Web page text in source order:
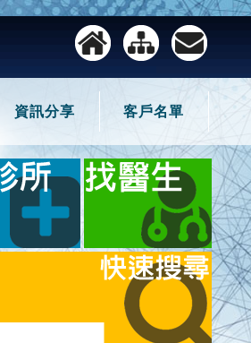
資訊分享 客戶名單